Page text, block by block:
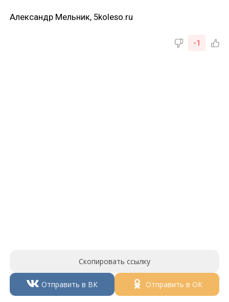
Александр Мельник, 5koleso.ru
-1
Скопировать ссылку
Отправить в ВК Отправить в ОК